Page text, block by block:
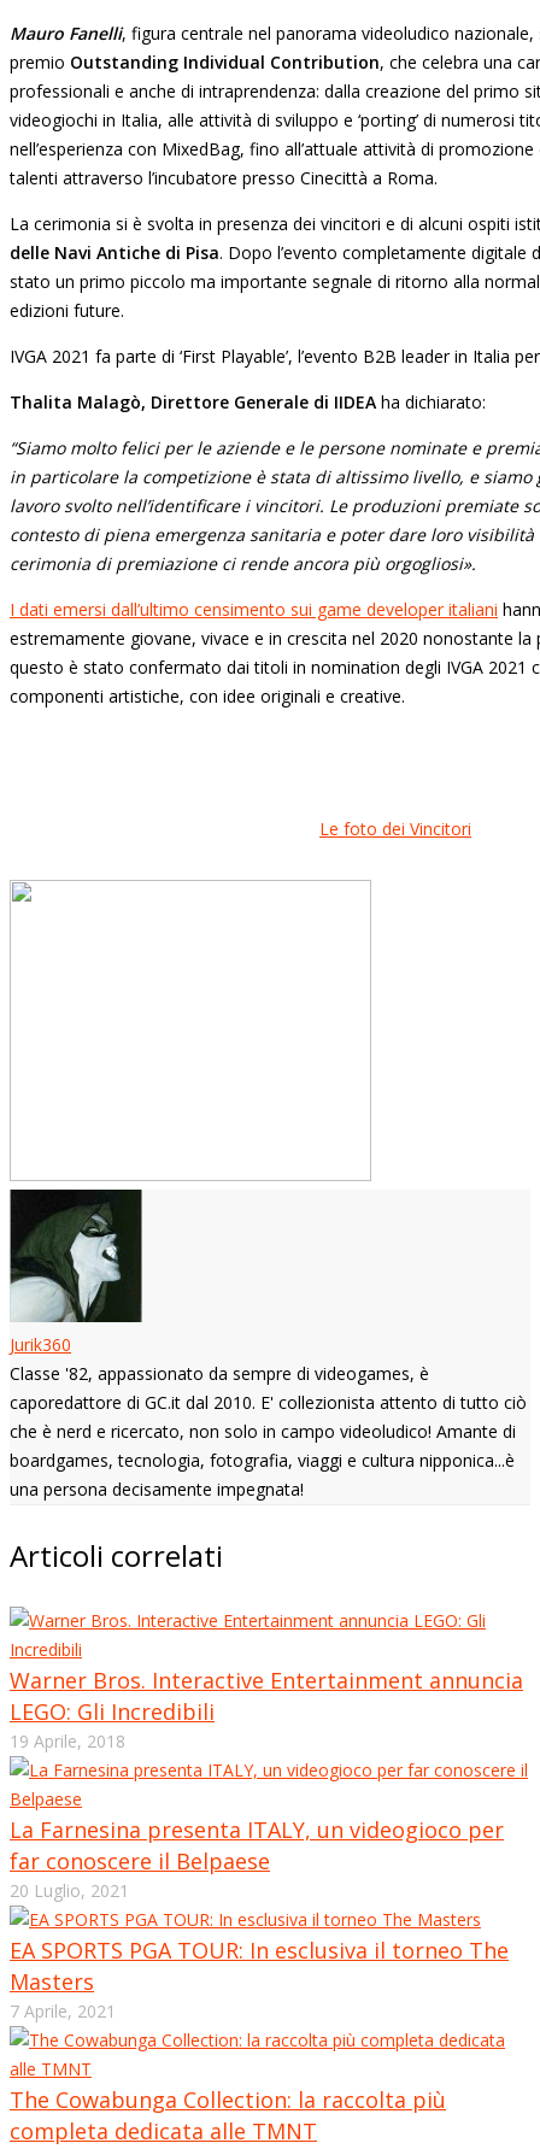
Mauro Fanelli, figura centrale nel panorama videoludico nazionale,
premio Outstanding Individual Contribution, che celebra una
professionali e anche di intraprendenza: dalla creazione del primo
videogiochi in Italia, alle attività di sviluppo e ‘porting’ di numerosi
nell’esperienza con MixedBag, fino all’attuale attività di
talenti attraverso l’incubatore presso Cinecittà a Roma.
La cerimonia si è svolta in presenza dei vincitori e di alcuni ospiti
delle Navi Antiche di Pisa. Dopo l’evento completamente digitale
stato un primo piccolo ma importante segnale di ritorno alla
edizioni future.
IVGA 2021 fa parte di ‘First Playable’, l’evento B2B leader in Italia
Thalita Malagò, Direttore Generale di IIDEA ha dichiarato:
“Siamo molto felici per le aziende e le persone nominate e
in particolare la competizione è stata di altissimo livello, e
lavoro svolto nell’identificare i vincitori. Le produzioni premiate
contesto di piena emergenza sanitaria e poter dare loro
cerimonia di premiazione ci rende ancora più orgogliosi».
I dati emersi dall’ultimo censimento sui game developer italiani
estremamente giovane, vivace e in crescita nel 2020 nonostante
questo è stato confermato dai titoli in nomination degli IVGA 2021
componenti artistiche, con idee originali e creative.
Le foto dei Vincitori
Jurik360
Classe '82, appassionato da sempre di videogames, è
caporedattore di GC.it dal 2010. E' collezionista attento di tutto ciò
che è nerd e ricercato, non solo in campo videoludico! Amante di
boardgames, tecnologia, fotografia, viaggi e cultura nipponica...è
una persona decisamente impegnata!
Articoli correlati
Warner Bros. Interactive Entertainment annuncia
LEGO: Gli Incredibili
19 Aprile, 2018
La Farnesina presenta ITALY, un videogioco per
far conoscere il Belpaese
20 Luglio, 2021
EA SPORTS PGA TOUR: In esclusiva il torneo The
Masters
7 Aprile, 2021
The Cowabunga Collection: la raccolta più
completa dedicata alle TMNT